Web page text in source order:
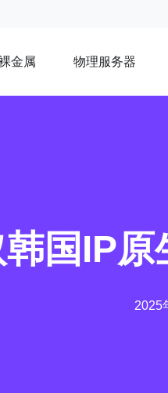
金属 物理服务器
国IP
2025